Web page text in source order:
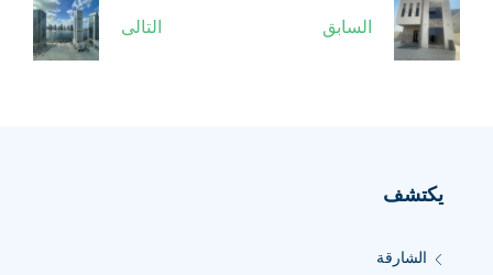
السابق التالى
يكتشف
الشارقة